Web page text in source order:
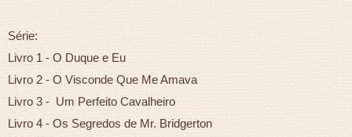
Série:
Livro 1 - O Duque e Eu
Livro 2 - O Visconde Que Me Amava
Livro 3 - Um Perfeito Cavalheiro
Livro 4 - Os Segredos de Mr. Bridgerton